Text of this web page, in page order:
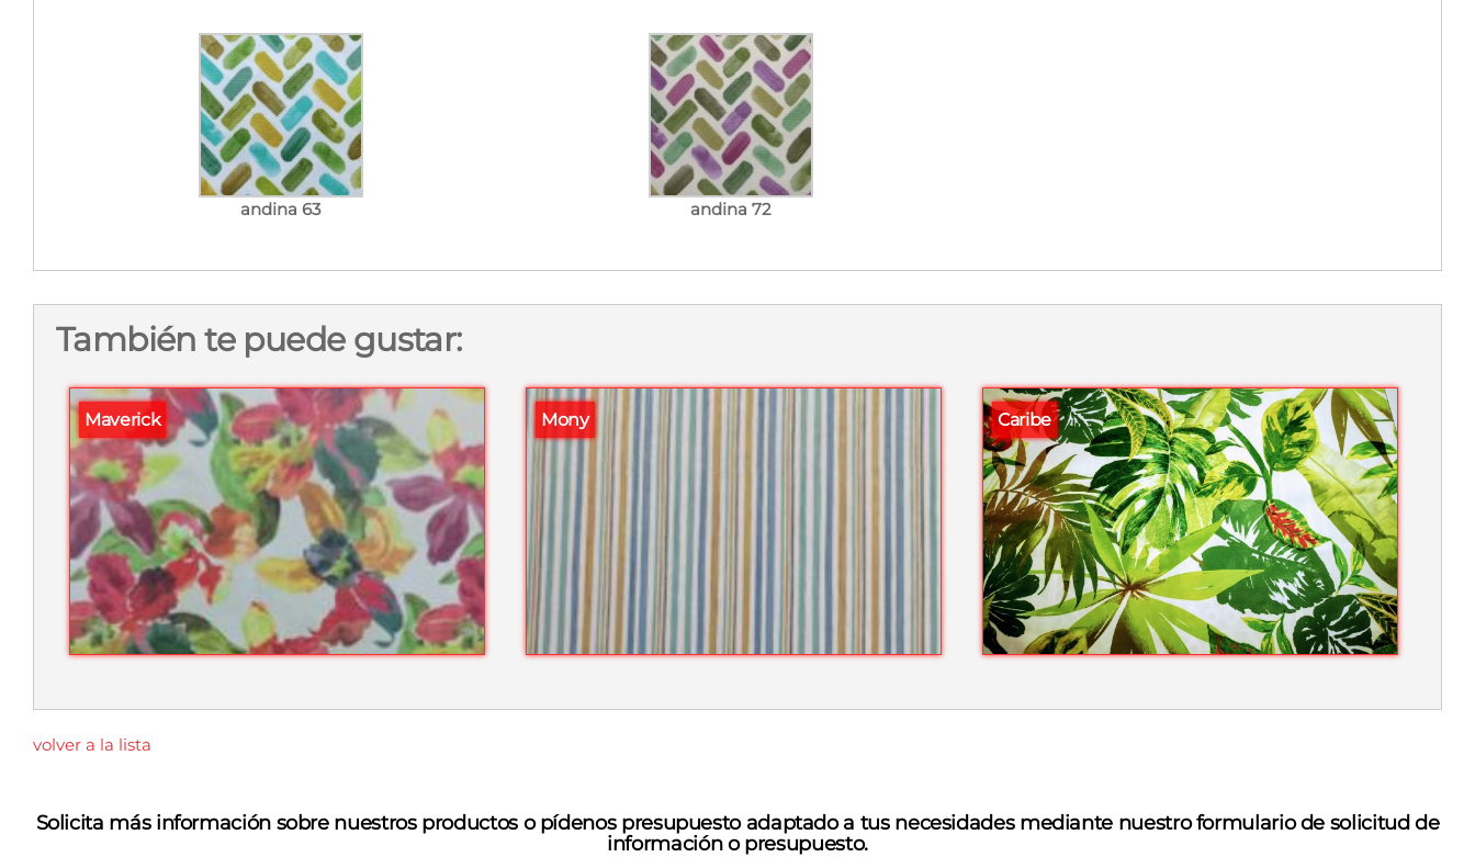
andina 63 andina 72
También te puede gustar:
Maverick Mony Caribe
volver a la lista
Solicita más información sobre nuestros productos o pídenos presupuesto adaptado a tus necesidades mediante nuestro formulario de solicitud de
información o presupuesto.